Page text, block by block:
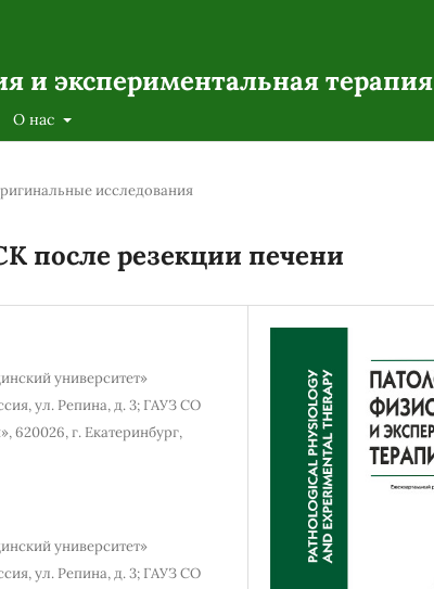
и экспериментальная терапия
О нас
исследования
после резекции печени
университет»
ул. Репина, д. 3; ГАУЗ СО
620026, г. Екатеринбург,
университет»
ул. Репина, д. 3; ГАУЗ СО